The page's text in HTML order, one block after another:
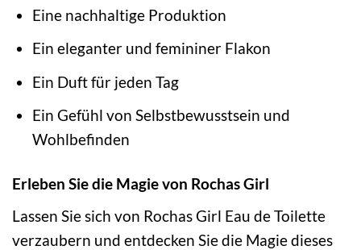
Eine nachhaltige Produktion
Ein eleganter und femininer Flakon
Ein Duft für jeden Tag
Ein Gefühl von Selbstbewusstsein und
Wohlbefinden
Erleben Sie die Magie von Rochas Girl
Lassen Sie sich von Rochas Girl Eau de Toilette
verzaubern und entdecken Sie die Magie dieses